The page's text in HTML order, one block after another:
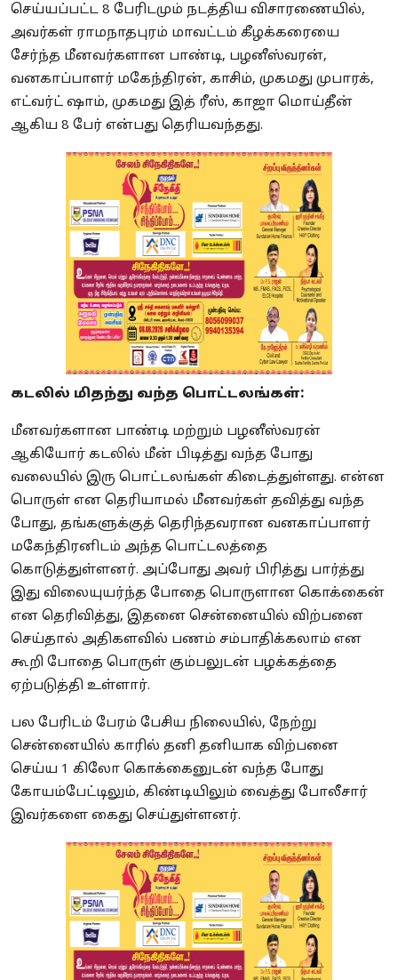
செய்யப்பட்ட 8 பேரிடமும் நடத்திய விசாரணையில்,
அவர்கள் ராமநாதபுரம் மாவட்டம் கீழக்கரையை
சேர்ந்த மீனவர்களான பாண்டி, பழனீஸ்வரன்,
வனகாப்பாளர் மகேந்திரன், காசிம், முகமது முபாரக்,
எட்வர்ட் ஷாம், முகமது இத் ரீஸ், காஜா மொய்தீன்
ஆகிய 8 பேர் என்பது தெரியவந்தது.
கடலில் மிதந்து வந்த பொட்டலங்கள்:
மீனவர்களான பாண்டி மற்றும் பழனீஸ்வரன்
ஆகியோர் கடலில் மீன் பிடித்து வந்த போது
வலையில் இரு பொட்டலங்கள் கிடைத்துள்ளது. என்ன
பொருள் என தெரியாமல் மீனவர்கள் தவித்து வந்த
போது, தங்களுக்குத் தெரிந்தவரான வனகாப்பாளர்
மகேந்திரனிடம் அந்த பொட்டலத்தை
கொடுத்துள்ளனர். அப்போது அவர் பிரித்து பார்த்து
இது விலையுயர்ந்த போதை பொருளான கொக்கைன்
என தெரிவித்து, இதனை சென்னையில் விற்பனை
செய்தால் அதிகளவில் பணம் சம்பாதிக்கலாம் என
கூறி போதை பொருள் கும்பலுடன் பழக்கத்தை
ஏற்படுத்தி உள்ளார்.
பல பேரிடம் பேரம் பேசிய நிலையில், நேற்று
சென்னையில் காரில் தனி தனியாக விற்பனை
செய்ய 1 கிலோ கொக்கைனுடன் வந்த போது
கோயம்பேட்டிலும், கிண்டியிலும் வைத்து போலீசார்
இவர்களை கைது செய்துள்ளனர்.